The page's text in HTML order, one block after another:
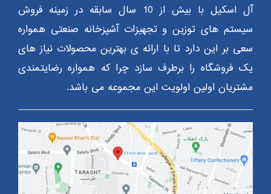
آل اسکیل با بیش از 10 سال سابقه در زمینه فروش
سیستم های توزین و تجهیزات آشپزخانه صنعتی همواره
سعی بر این دارد تا با ارائه ی بهترین محصولات نیاز های
یک فروشگاه را برطرف سازد چرا که همواره رضایتمندی
مشتریان اولین اولویت این مجموعه می باشد.